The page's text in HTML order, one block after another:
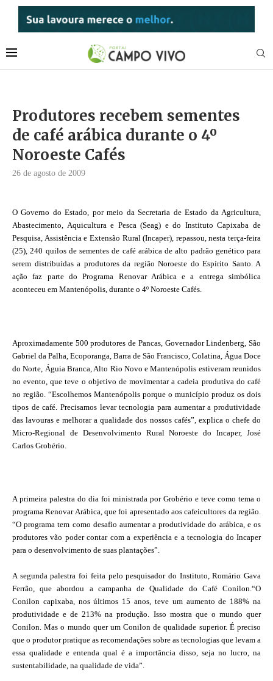
Produtores recebem sementes
de café arábica durante o 4º
Noroeste Cafés
26 de agosto de 2009
O Governo do Estado, por meio da Secretaria de Estado da Agricultura,
Abastecimento, Aquicultura e Pesca (Seag) e do Instituto Capixaba de
Pesquisa, Assistência e Extensão Rural (Incaper), repassou, nesta terça-feira
(25), 240 quilos de sementes de café arábica de alto padrão genético para
serem distribuídas a produtores da região Noroeste do Espírito Santo. A
ação faz parte do Programa Renovar Arábica e a entrega simbólica
aconteceu em Mantenópolis, durante o 4º Noroeste Cafés.
Aproximadamente 500 produtores de Pancas, Governador Lindenberg, São
Gabriel da Palha, Ecoporanga, Barra de São Francisco, Colatina, Água Doce
do Norte, Águia Branca, Alto Rio Novo e Mantenópolis estiveram reunidos
no evento, que teve o objetivo de movimentar a cadeia produtiva do café
no região. “Escolhemos Mantenópolis porque o município produz os dois
tipos de café. Precisamos levar tecnologia para aumentar a produtividade
das lavouras e melhorar a qualidade dos nossos cafés”, explica o chefe do
Micro-Regional de Desenvolvimento Rural Noroeste do Incaper, José
Carlos Grobério.
A primeira palestra do dia foi ministrada por Grobério e teve como tema o
programa Renovar Arábica, que foi apresentado aos cafeicultores da região.
“O programa tem como desafio aumentar a produtividade do arábica, e os
produtores vão poder contar com a experiência e a tecnologia do Incaper
para o desenvolvimento de suas plantações”.
A segunda palestra foi feita pelo pesquisador do Instituto, Romário Gava
Ferrão, que abordou a campanha de Qualidade do Café Conilon.“O
Conilon capixaba, nos últimos 15 anos, teve um aumento de 188% na
produtividade e de 213% na produção. Isso mostra que o mundo quer
Conilon. Mas o mundo quer um Conilon de qualidade superior. É preciso
que o produtor pratique as recomendações sobre as tecnologias que levam a
essa qualidade e entenda qual é a importância disso, seja no lucro, na
sustentabilidade, na qualidade de vida”.